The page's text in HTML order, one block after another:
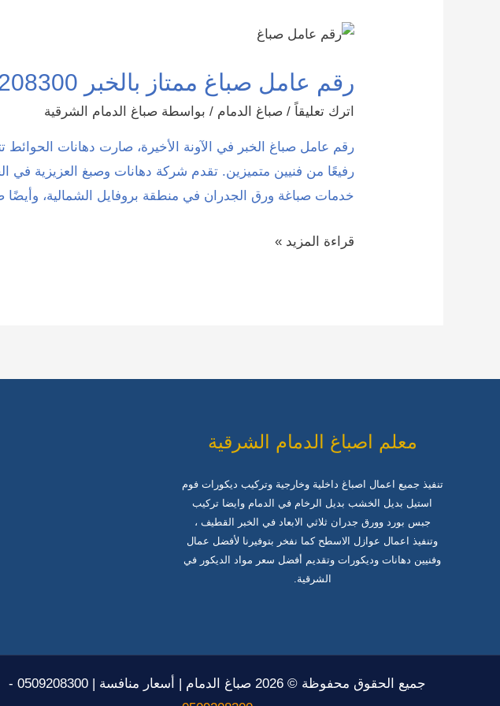
رقم عامل صباغ ممتاز بالخبر 0509208300
اترك تعليقاً /صباغ الدمام / بواسطة صباغ الدمام الشرقية
رقم عامل صباغ الخبر في الآونة الأخيرة، صارت دهانات
رفيعًا من فنيين متميزين. تقدم شركة دهانات وصبغ العزيزية في
خدمات صباغة ورق الجدران في منطقة بروفايل الشمالية،
رقم
قراءة المزيد »
معلم اصباغ الدمام الشرقية
تنفيذ جميع اعمال اصباغ داخلية وخارجية وتركيب ديكورات فوم
استيل بديل الخشب بديل الرخام في الدمام وايضا تركيب
جبس بورد وورق جدران ثلاثي الابعاد في الخبر القطيف ،
وتنفيذ اعمال عوازل الاسطح كما نفخر بتوفيرنا لأفضل عمال
وفنيين دهانات وديكورات وتقديم أفضل سعر مواد الديكور في
الشرقية.
جميع الحقوق محفوظة © 2026 صباغ الدمام | أسعار منافسة | 0509208300 -